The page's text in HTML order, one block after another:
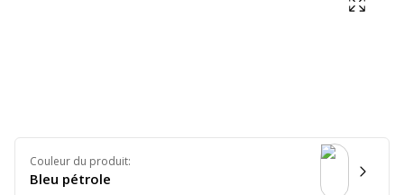
Couleur du produit:
Bleu pétrole